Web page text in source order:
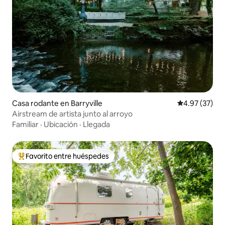
Casa rodante en Barryville Calificación
4.97 (37)
Airstream de artista junto al arroyo
Familiar · Ubicación · Llegada
De los mejores en Favorito entre huéspedes
Favorito entre huéspedes